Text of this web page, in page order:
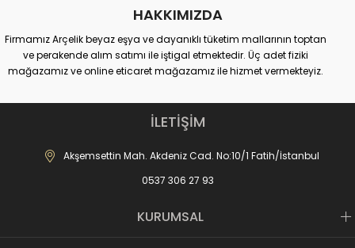
HAKKIMIZDA
Firmamız Arçelik beyaz eşya ve dayanıklı tüketim mallarının toptan
ve perakende alım satımı ile iştigal etmektedir. Üç adet fiziki
mağazamız ve online eticaret mağazamız ile hizmet vermekteyiz.
Merkez Mağaza:
Akdeniz Cad. No: 10 Fatih-İstanbul
İletişim : 0537 306 81 68
-------------------------------
Fevzipaşa Cad. No:221 Fatih-İstanbul
-------------------------------
İLETİŞİM
Akşemsettin Mah. Akdeniz Cad. No:10/1 Fatih/İstanbul
0537 306 27 93
KURUMSAL